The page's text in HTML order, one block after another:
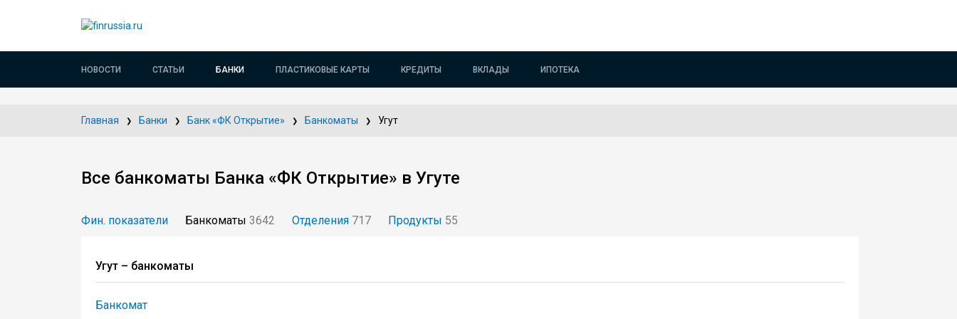
НОВОСТИ СТАТЬИ БАНКИ ПЛАСТИКОВЫЕ КАРТЫ КРЕДИТЫ ВКЛАДЫ ИПОТЕКА
Главная Банки Банк «ФК Открытие» Банкоматы Угут
Все банкоматы Банка «ФК Открытие» в Угуте
Фин. показатели Банкоматы 3642 Отделения 717 Продукты 55
Угут – банкоматы
Банкомат